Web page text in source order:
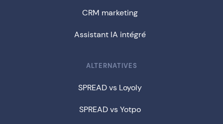
CRM marketing
Assistant IA intégré
ALTERNATIVES
SPREAD vs Loyoly
SPREAD vs Yotpo